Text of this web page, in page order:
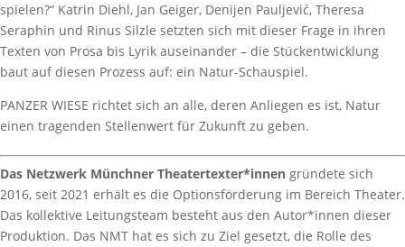
spielen?“ Katrin Diehl, Jan Geiger, Denijen Pauljević, Theresa
Seraphin und Rinus Silzle setzten sich mit dieser Frage in ihren
Texten von Prosa bis Lyrik auseinander – die Stückentwicklung
baut auf diesen Prozess auf: ein Natur-Schauspiel.
PANZER WIESE richtet sich an alle, deren Anliegen es ist, Natur
einen tragenden Stellenwert für Zukunft zu geben.
Das Netzwerk Münchner Theatertexter*innen gründete sich
2016, seit 2021 erhält es die Optionsförderung im Bereich Theater.
Das kollektive Leitungsteam besteht aus den Autor*innen dieser
Produktion. Das NMT hat es sich zu Ziel gesetzt, die Rolle des